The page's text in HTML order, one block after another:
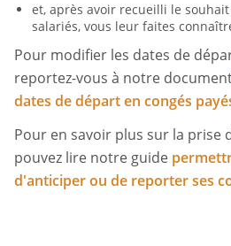
et, après avoir recueilli le
salariés, vous leur faites
Pour modifier les dates de
reportez-vous à notre
dates de départ en congés
Pour en savoir plus sur la prise
pouvez lire notre guide
d'anticiper ou de reporter ses